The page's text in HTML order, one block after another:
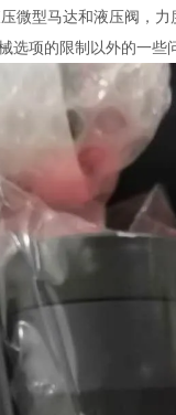
微型马达和液压阀，
项的限制以外的一些